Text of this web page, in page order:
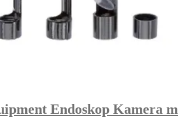
Endoskop Kamera